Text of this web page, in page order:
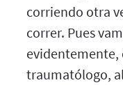
corriendo otra
correr. Pues
evidentemente,
traumatólogo,